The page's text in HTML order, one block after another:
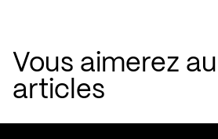
Vous aimerez
articles